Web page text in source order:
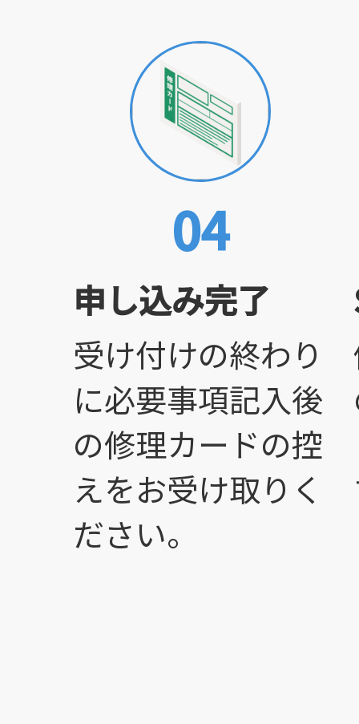
04
申し込み完了
受け付けの終わり
に必要事項記入後
の修理カードの控
えをお受け取りく
ださい。